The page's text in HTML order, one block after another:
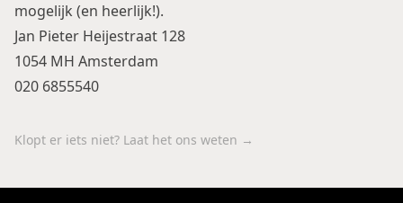
mogelijk (en heerlijk!).
Jan Pieter Heijestraat 128
1054 MH Amsterdam
020 6855540
Klopt er iets niet? Laat het ons weten →